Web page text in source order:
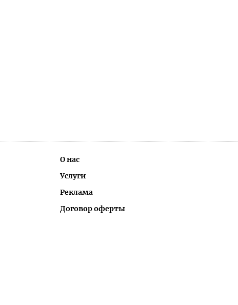
О нас
Услуги
Реклама
Договор оферты